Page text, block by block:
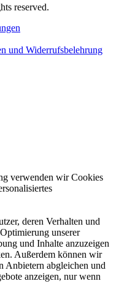
reserved.
und Widerrufsbelehrung
verwenden wir Cookies
deren Verhalten und
unserer
und Inhalte anzuzeigen
Außerdem können wir
Anbietern abgleichen und
anzeigen, nur wenn